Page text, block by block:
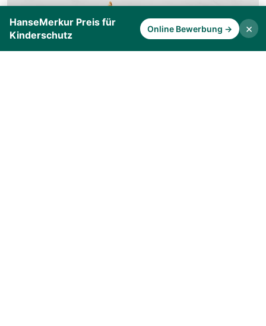
HanseMerkur Preis für
Kinderschutz